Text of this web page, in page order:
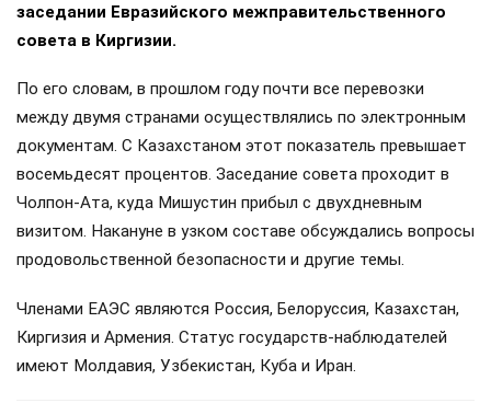
заседании Евразийского межправительственного
совета в Киргизии.
По его словам, в прошлом году почти все перевозки
между двумя странами осуществлялись по электронным
документам. С Казахстаном этот показатель превышает
восемьдесят процентов. Заседание совета проходит в
Чолпон-Ата, куда Мишустин прибыл с двухдневным
визитом. Накануне в узком составе обсуждались вопросы
продовольственной безопасности и другие темы.
Членами ЕАЭС являются Россия, Белоруссия, Казахстан,
Киргизия и Армения. Статус государств-наблюдателей
имеют Молдавия, Узбекистан, Куба и Иран.